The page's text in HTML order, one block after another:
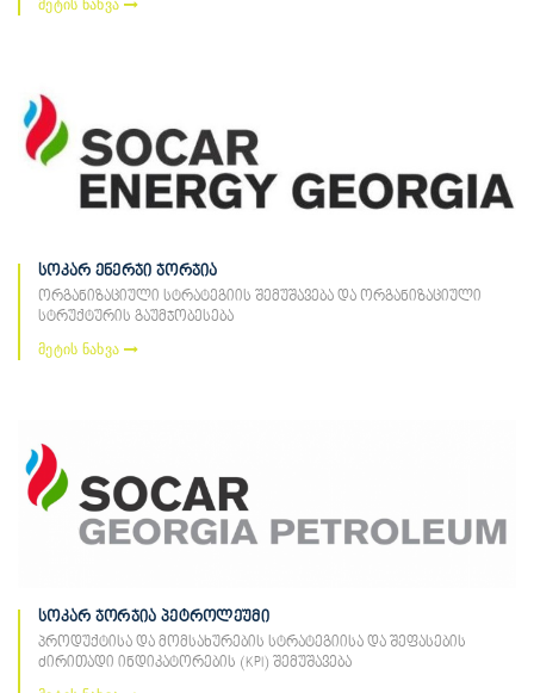
მეტის ნახვა
სოკარ ენერჯი ჯორჯია
ორგანიზაციული სტრატეგიის შემუშავება და ორგანიზაციული
სტრუქტურის გაუმჯობესება
მეტის ნახვა
სოკარ ჯორჯია პეტროლეუმი
პროდუქტისა და მომსახურების სტრატეგიისა და შეფასების
ძირითადი ინდიკატორების (KPI) შემუშავება